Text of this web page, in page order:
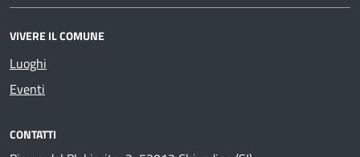
VIVERE IL COMUNE
Luoghi
Eventi
CONTATTI